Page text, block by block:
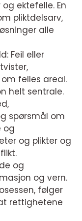
ektefelle. En
pliktdelsarv,
alle
Feil eller
felles areal.
helt sentrale.
spørsmål om
og
og plikter og
og
og vern.
følger
rettighetene